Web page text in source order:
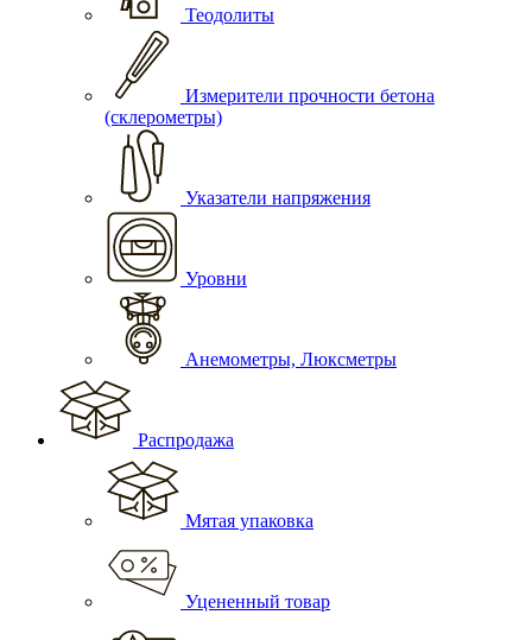
Теодолиты
Измерители прочности бетона
(склерометры)
Указатели напряжения
Уровни
Анемометры, Люксметры
Распродажа
Мятая упаковка
Уцененный товар